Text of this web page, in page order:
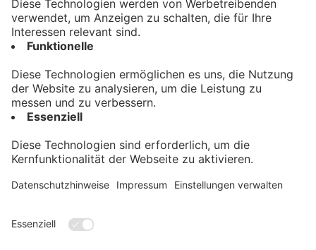
Nützliches
Hilfe
Kontakt
Heisinger Straße 14